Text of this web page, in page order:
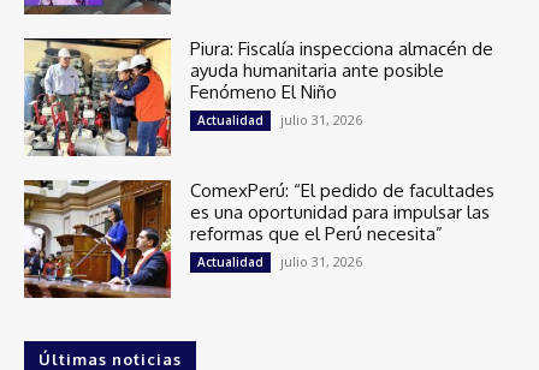
Piura: Fiscalía inspecciona almacén de
ayuda humanitaria ante posible
Fenómeno El Niño
Actualidad julio 31, 2026
ComexPerú: “El pedido de facultades
es una oportunidad para impulsar las
reformas que el Perú necesita”
Actualidad julio 31, 2026
Últimas noticias